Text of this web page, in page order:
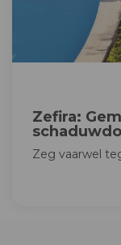
Zefira:
Zeg vaarwel